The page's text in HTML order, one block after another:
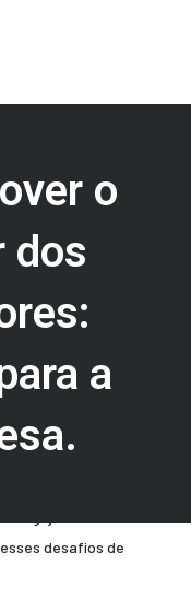
o
dos
a
muito além de um
desafios de